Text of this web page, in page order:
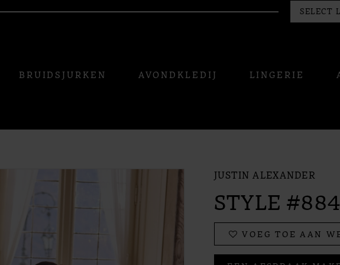
SELECT
BRUIDSJURKEN AVONDKLEDIJ LINGERIE
JUSTIN ALEXANDER
STYLE
VOEG TOE AAN